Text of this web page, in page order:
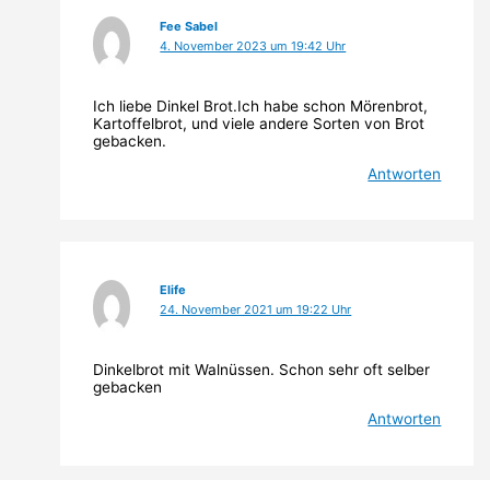
Fee Sabel
4. November 2023 um 19:42 Uhr
Ich liebe Dinkel Brot.Ich habe schon Mörenbrot,
Kartoffelbrot, und viele andere Sorten von Brot
gebacken.
Antworten
Elife
24. November 2021 um 19:22 Uhr
Dinkelbrot mit Walnüssen. Schon sehr oft selber
gebacken
Antworten